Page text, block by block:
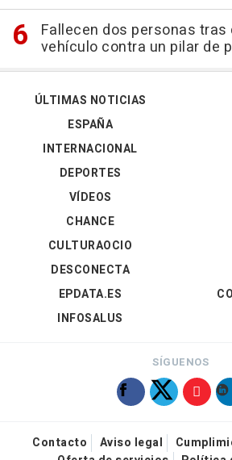
Fallecen dos personas
vehículo contra un pilar de
ÚLTIMAS NOTICIAS
ESPAÑA
INTERNACIONAL
DEPORTES
VÍDEOS
CHANCE
CULTURAOCIO
DESCONECTA
EPDATA.ES
INFOSALUS
SÍGUENOS
Contacto Aviso legal